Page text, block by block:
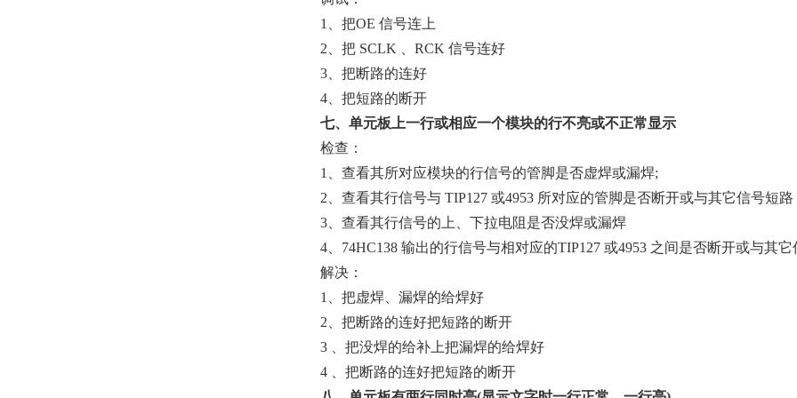
1、把OE 信号连上
2、把 SCLK 、RCK 信号连好
3、把断路的连好
4、把短路的断开
七、单元板上一行或相应一个模块的行不亮或不正常显示
检查：
1、查看其所对应模块的行信号的管脚是否虚焊或漏焊;
2、查看其行信号与 TIP127 或4953 所对应的管脚是否断开或与其它信号短路
3、查看其行信号的上、下拉电阻是否没焊或漏焊
4、74HC138 输出的行信号与相对应的TIP127 或4953 之间是否断开或与其它
解决：
1、把虚焊、漏焊的给焊好
2、把断路的连好把短路的断开
3 、把没焊的给补上把漏焊的给焊好
4 、把断路的连好把短路的断开